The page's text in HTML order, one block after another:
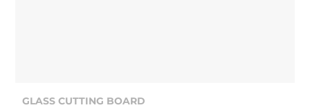
GLASS CUTTING BOARD